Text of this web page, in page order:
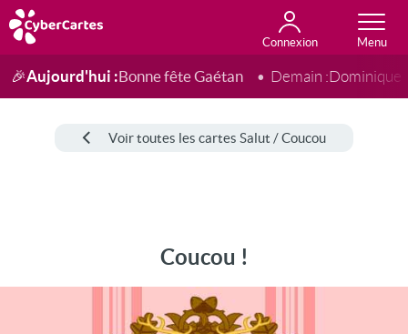
Connexion
Anniversaire
Fête du jour
Amour
Amitié
Merci
Toutes les cartes
🎉Aujourd'hui :Bonne fête Gaétan Demain :Dominique
Voir toutes les cartes Salut / Coucou
Coucou !